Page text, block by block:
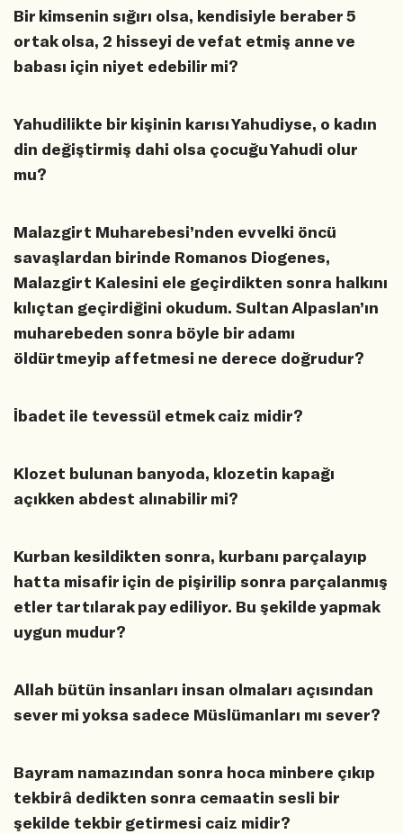
Bir kimsenin sığırı olsa, kendisiyle beraber 5
ortak olsa, 2 hisseyi de vefat etmiş anne ve
babası için niyet edebilir mi?
Yahudilikte bir kişinin karısı Yahudiyse, o kadın
din değiştirmiş dahi olsa çocuğu Yahudi olur
mu?
Malazgirt Muharebesi’nden evvelki öncü
savaşlardan birinde Romanos Diogenes,
Malazgirt Kalesini ele geçirdikten sonra halkını
kılıçtan geçirdiğini okudum. Sultan Alpaslan’ın
muharebeden sonra böyle bir adamı
öldürtmeyip affetmesi ne derece doğrudur?
İbadet ile tevessül etmek caiz midir?
Klozet bulunan banyoda, klozetin kapağı
açıkken abdest alınabilir mi?
Kurban kesildikten sonra, kurbanı parçalayıp
hatta misafir için de pişirilip sonra parçalanmış
etler tartılarak pay ediliyor. Bu şekilde yapmak
uygun mudur?
Allah bütün insanları insan olmaları açısından
sever mi yoksa sadece Müslümanları mı sever?
Bayram namazından sonra hoca minbere çıkıp
tekbirâ dedikten sonra cemaatin sesli bir
şekilde tekbir getirmesi caiz midir?